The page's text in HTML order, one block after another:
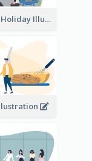
Working Holiday Illustration